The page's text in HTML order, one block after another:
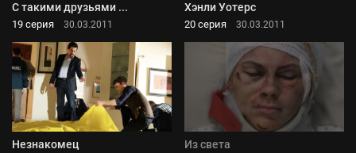
С такими друзьями ...
19 серия 30.03.2011
Хэнли Уотерс
20 серия 30.03.2011
Незнакомец Из света